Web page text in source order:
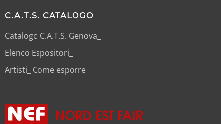
C.A.T.S. CATALOGO
Catalogo C.A.T.S. Genova_
Elenco Espositori_
Artisti_ Come esporre